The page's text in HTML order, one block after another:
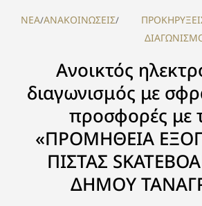
NEA/ΑΝΑΚΟΙΝΩΣΕΙΣ/
Ανοικτός
διαγωνισμός με
προσφορές με
«ΠΡΟΜΗΘΕΙΑ
ΠΙΣΤΑΣ
ΔΗΜΟΥ